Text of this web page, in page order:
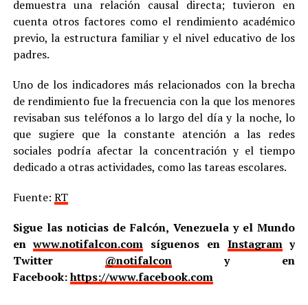
demuestra una relación causal directa; tuvieron en
cuenta otros factores como el rendimiento académico
previo, la estructura familiar y el nivel educativo de los
padres.
Uno de los indicadores más relacionados con la brecha
de rendimiento fue la frecuencia con la que los menores
revisaban sus teléfonos a lo largo del día y la noche, lo
que sugiere que la constante atención a las redes
sociales podría afectar la concentración y el tiempo
dedicado a otras actividades, como las tareas escolares.
Fuente: RT
Sigue las noticias de Falcón, Venezuela y el Mundo
enwww.notifalcon.com síguenos en Instagramy
Twitter @notifalcony en
Facebook:https://www.facebook.com